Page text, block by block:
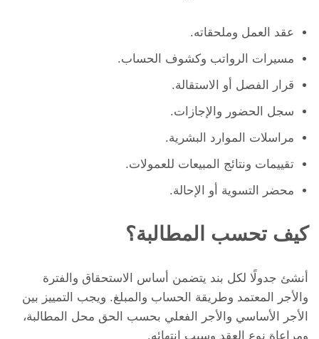
عقد العمل وملحقاته.
مسيرات الرواتب وكشوف الحساب.
قرار الفصل أو الاستقالة.
سجل الحضور والإجازات.
مراسلات الموارد البشرية.
تقييمات ونتائج المبيعات للعمولات.
محضر التسوية أو الإحالة.
كيف تحسب المطالبة؟
أنشئ جدولًا لكل بند يتضمن أساس الاستحقاق والفترة
والأجر المعتمد وطريقة الحساب والمبلغ. ويجب التمييز بين
الأجر الأساسي والأجر الفعلي بحسب الحق محل المطالبة،
ومراعاة نوع العقد وسبب انتهائه.